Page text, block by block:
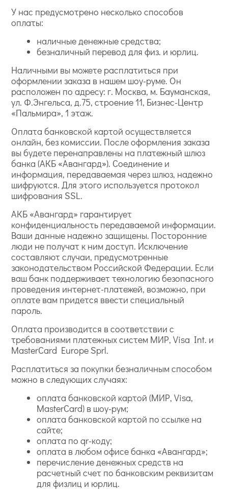
У нас предусмотрено несколько способов
оплаты:
наличные денежные средства;
безналичный перевод для физ. и юрлиц.
Наличными вы можете расплатиться при
оформлении заказа в нашем шоу-руме. Он
расположен по адресу: г. Москва, м. Бауманская,
ул. Ф.Энгельса, д.75, строение 11, Бизнес-Центр
«Пальмира», 1 этаж.
Оплата банковской картой осуществляется
онлайн, без комиссии. После оформления заказа
вы будете перенаправлены на платежный шлюз
банка (АКБ «Авангард»). Соединение и
информация, передаваемая через шлюз, надежно
шифруются. Для этого используется протокол
шифрования SSL.
АКБ «Авангард» гарантирует
конфиденциальность передаваемой информации.
Ваши данные надежно защищены. Посторонние
люди не получат к ним доступ. Исключение
составляют случаи, предусмотренные
законодательством Российской Федерации. Если
ваш банк поддерживает технологию безопасного
проведения интернет-платежей, возможно, при
оплате вам придется ввести специальный
пароль.
Оплата производится в соответствии с
требованиями платежных систем МИР, Visa Int. и
MasterCard Europe Sprl.
Расплатиться за покупки безналичным способом
можно в следующих случаях:
оплата банковской картой (МИР, Visa,
MasterCard) в шоу-рум;
оплата банковской картой по ссылке на
сайте;
оплата по qr-коду;
оплата в любом офисе банка «Авангард»;
перечисление денежных средств на
расчетный счет по банковским реквизитам
для физлиц и юрлиц.